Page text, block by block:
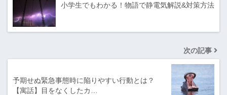
小学生でもわかる！物語で静電気解説&対策方法
次の記事
予期せぬ緊急事態時に陥りやすい行動とは？
【寓話】目をなくしたカ…